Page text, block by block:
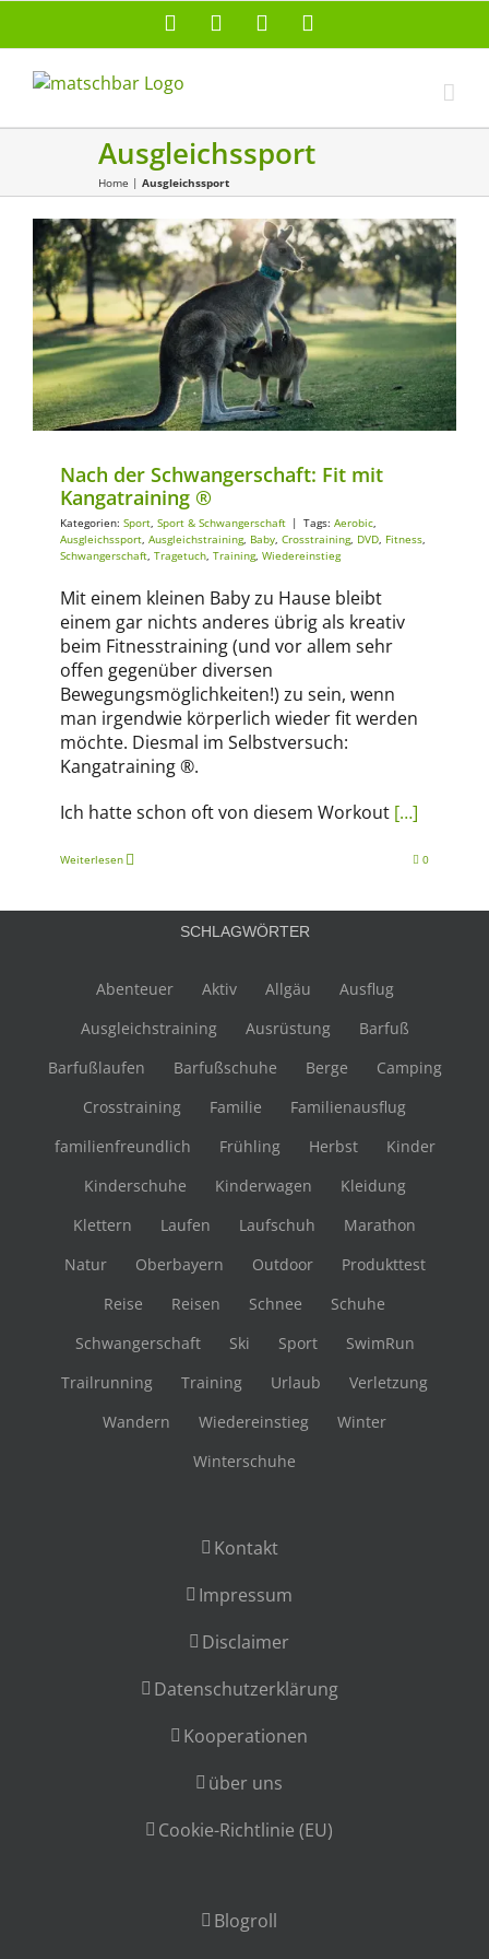
Facebook Instagram
Ausgleichssport
Home | Ausgleichssport
Sport Sport & Schwangerschaft
Nach der Schwangerschaft: Fit mit
Kangatraining ®
Kategorien: Sport, Sport & Schwangerschaft | Tags: Aerobic,
Ausgleichssport, Ausgleichstraining, Baby, Crosstraining, DVD, Fitness,
Schwangerschaft, Tragetuch, Training, Wiedereinstieg
Mit einem kleinen Baby zu Hause bleibt
einem gar nichts anderes übrig als kreativ
beim Fitnesstraining (und vor allem sehr
offen gegenüber diversen
Bewegungsmöglichkeiten!) zu sein, wenn
man irgendwie körperlich wieder fit werden
möchte. Diesmal im Selbstversuch:
Kangatraining ®.
Ich hatte schon oft von diesem Workout […]
Weiterlesen 0
SCHLAGWÖRTER
Abenteuer Aktiv Allgäu
Ausflug
Ausgleichstraining
Ausrüstung
Barfuß
Barfußlaufen
Barfußschuhe Berge
Camping
Crosstraining
Familie
Familienausflug
familienfreundlich
Frühling Herbst
Kinder
Kinderschuhe
Kinderwagen
Kleidung
Klettern
Laufen Laufschuh
Marathon
Natur
Oberbayern Outdoor
Produkttest
Reise
Reisen Schnee
Schuhe
Schwangerschaft
Ski Sport
SwimRun
Trailrunning
Training Urlaub
Verletzung
Wandern
Wiedereinstieg
Winter
Winterschuhe
Kontakt
Impressum
Disclaimer
Datenschutzerklärung
Kooperationen
über uns
Cookie-Richtlinie (EU)
Blogroll